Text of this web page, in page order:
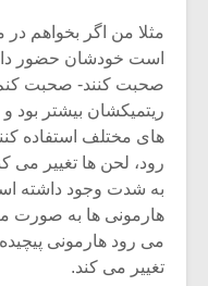
مثلا من اگر بخواهم در
است خودشان حضور
صحبت کنند- صحبت
ریتمیکشان بیشتر بود
های مختلف استفاده
رود، لحن ها تغییر می
به شدت وجود داشته
هارمونی ها به صورت
می رود هارمونی
تغییر می کند.
میکلوش